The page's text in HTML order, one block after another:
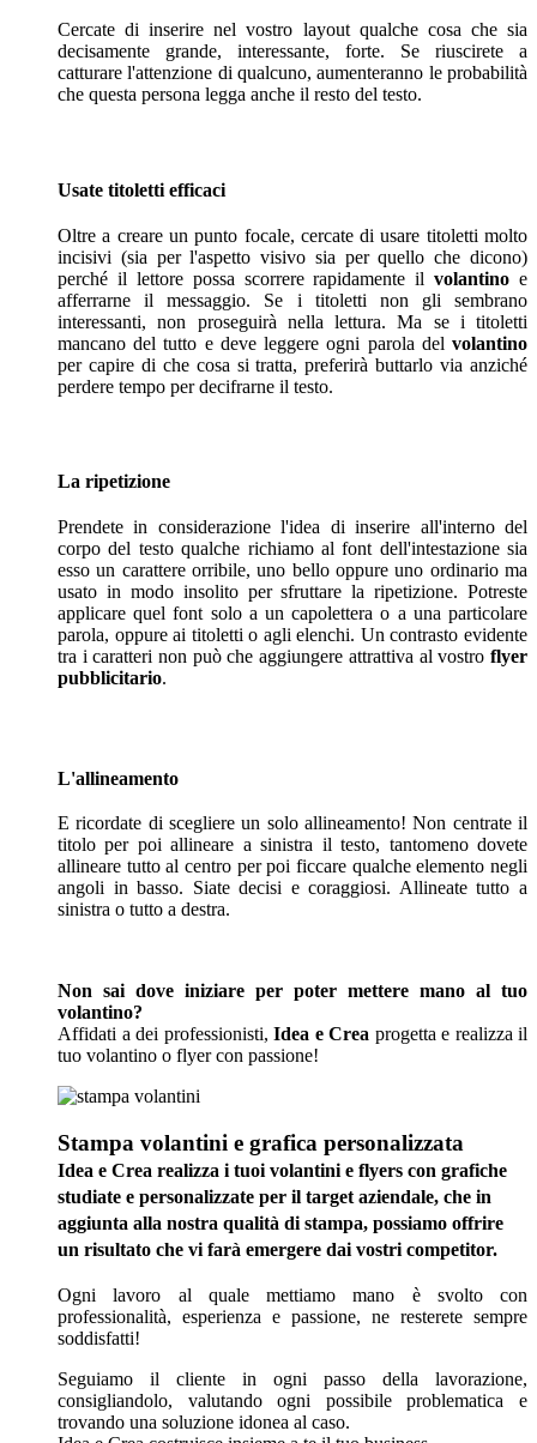
Cercate di inserire nel vostro layout qualche cosa che sia
decisamente grande, interessante, forte. Se riuscirete a
catturare l'attenzione di qualcuno, aumenteranno le probabilità
che questa persona legga anche il resto del testo.
Usate titoletti efficaci
Oltre a creare un punto focale, cercate di usare titoletti molto
incisivi (sia per l'aspetto visivo sia per quello che dicono)
perché il lettore possa scorrere rapidamente ilvolantino e
afferrarne il messaggio. Se i titoletti non gli sembrano
interessanti, non proseguirà nella lettura. Ma se i titoletti
mancano del tutto e deve leggere ogni parola del volantino
per capire di che cosa si tratta, preferirà buttarlo via anziché
perdere tempo per decifrarne il testo.
La ripetizione
Prendete in considerazione l'idea di inserire all'interno del
corpo del testo qualche richiamo al font dell'intestazione sia
esso un carattere orribile, uno bello oppure uno ordinario ma
usato in modo insolito per sfruttare la ripetizione. Potreste
applicare quel font solo a un capolettera o a una particolare
parola, oppure ai titoletti o agli elenchi. Un contrasto evidente
tra i caratteri non può che aggiungere attrattiva al vostro flyer
pubblicitario.
L'allineamento
E ricordate di scegliere un solo allineamento! Non centrate il
titolo per poi allineare a sinistra il testo, tantomeno dovete
allineare tutto al centro per poi ficcare qualche elemento negli
angoli in basso. Siate decisi e coraggiosi. Allineate tutto a
sinistra o tutto a destra.
Non sai dove iniziare per poter mettere mano al tuo
volantino?
Affidati a dei professionisti, Idea e Crea progetta e realizza il
tuo volantino o flyer con passione!
Stampa volantini e grafica personalizzata
Idea e Crea realizza i tuoi volantini e flyers con grafiche
studiate e personalizzate per il target aziendale, che in
aggiunta alla nostra qualità di stampa, possiamo offrire
un risultato che vi farà emergere dai vostri competitor.
Ogni lavoro al quale mettiamo mano è svolto con
professionalità, esperienza e passione, ne resterete sempre
soddisfatti!
Seguiamo il cliente in ogni passo della lavorazione,
consigliandolo, valutando ogni possibile problematica e
trovando una soluzione idonea al caso.